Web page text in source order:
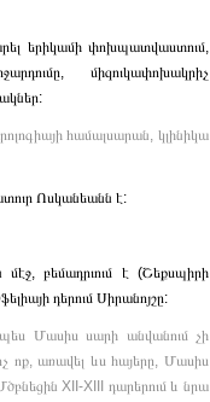
երիկամի փոխպատվաստում,
միզուկափոխակրիչ
համալսարան, կլինիկա
Ոսկանեանն է:
բեմադրւում է (Շեքսպիրի
դերում Սիրանոյշը:
Մասիս սարի անվանում չի
ոք, առավել ևս հայերը, Մասիս
XII-XIII դարերում և նրա